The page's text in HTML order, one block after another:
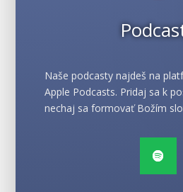
Naše podcasty najdeš na
Apple Podcasts. Pridaj sa k
nechaj sa formovať Božím